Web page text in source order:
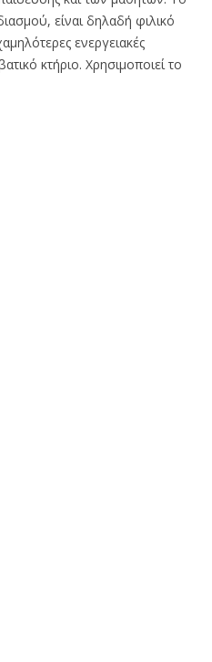
είναι δηλαδή φιλικό
ενεργειακές
κτήριο. Χρησιμοποιεί το